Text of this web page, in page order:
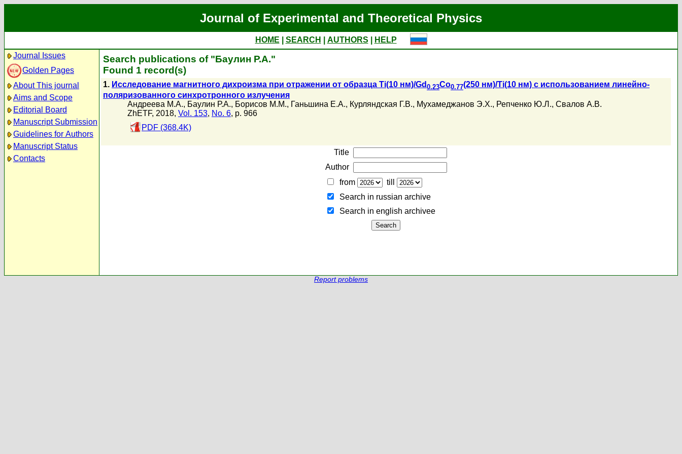
Journal of Experimental and Theoretical Physics
HOME SEARCH AUTHORS
HELP
Journal Issues
Golden Pages
About This journal
Aims and Scope
Editorial Board
Manuscript Submission
Guidelines for Authors
Manuscript Status
Contacts
Search publications of "Баулин Р.А."
Found 1 record(s)
1. Исследование магнитного дихроизма при отражении от образца Ti(10 нм)/Gd 0.23Co0.77(250 нм)/Ti(10 нм) с использованием линейно-
поляризованного синхротронного излучения
Андреева М.А., Баулин Р.А., Борисов М.М., Ганьшина Е.А., Курляндская Г.В., Мухамеджанов Э.Х., Репченко Ю.Л., Свалов А.В.
ZhETF, 2018, Vol. 153, No. 6, p. 966
PDF (368.4K)
Title
Author
from
till
Search in russian archive
Search in english archiveе
Report problems